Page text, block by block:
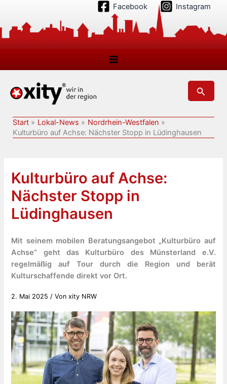
springen
Facebook Instagram
Suchen
Start Lokal-News
Nordrhein-Westfalen
Kulturbüro auf Achse: Nächster Stopp in Lüdinghausen
Kulturbüro auf Achse:
Nächster Stopp in
Lüdinghausen
Mit seinem mobilen Beratungsangebot „Kulturbüro auf
Achse“ geht das Kulturbüro des Münsterland e.V.
regelmäßig auf Tour durch die Region und berät
Kulturschaffende direkt vor Ort.
2. Mai 2025 / Vonxity NRW